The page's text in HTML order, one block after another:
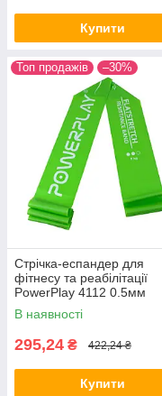
Купити
Топ продажів –30%
Стрічка-еспандер для
фітнесу та реабілітації
PowerPlay 4112 0.5мм
MediBand Medium Зелена
(9кг)
В наявності
295,24 ₴ 422,24 ₴
Купити